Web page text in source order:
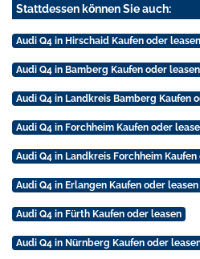
Stattdessen können Sie auch:
Audi Q4 in Hirschaid Kaufen oder leasen
Audi Q4 in Bamberg Kaufen oder leasen
Audi Q4 in Landkreis Bamberg Kaufen
Audi Q4 in Forchheim Kaufen oder
Audi Q4 in Landkreis Forchheim
Audi Q4 in Erlangen Kaufen oder leasen
Audi Q4 in Fürth Kaufen oder leasen
Audi Q4 in Nürnberg Kaufen oder